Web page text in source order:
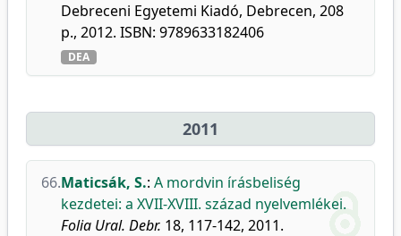
Debreceni Egyetemi Kiadó, Debrecen, 208
p., 2012. ISBN: 9789633182406
DEA
2011
66.Maticsák, S.: A mordvin írásbeliség
kezdetei: a XVII-XVIII. század nyelvemlékei.
Folia Ural. Debr. 18, 117-142, 2011.